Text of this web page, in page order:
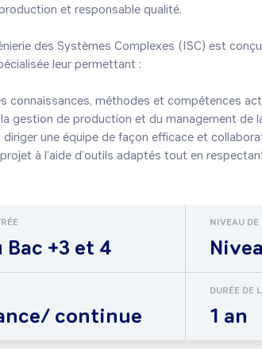
et responsable qualité.
des Systèmes Complexes (ISC) est
leur permettant :
gestion de production et du management de
projet à l’aide d’outils adaptés tout en
Bac +3 et 4
NIVEAU DE
continue
DURÉE DE
1 an